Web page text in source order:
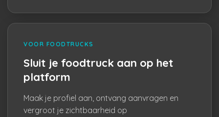
VOOR FOODTRUCKS
Sluit je foodtruck aan op het
platform
Maak je profiel aan, ontvang aanvragen en
vergroot je zichtbaarheid op